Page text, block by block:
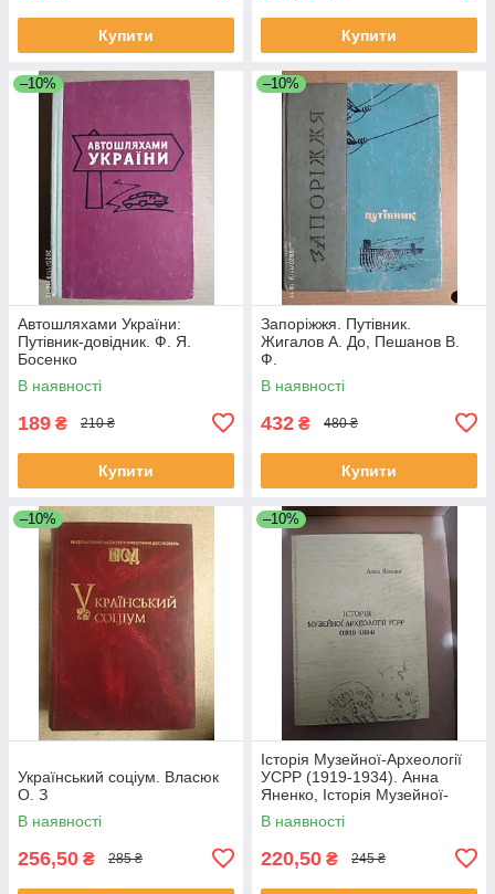
Купити Купити
–10%
Автошляхами України:
Путівник-довідник. Ф. Я.
Босенко
В наявності
189 ₴ 210 ₴
Купити
–10%
Запоріжжя. Путівник.
Жигалов А. До, Пешанов В.
Ф.
В наявності
432 ₴ 480 ₴
Купити
–10%
Український соціум. Власюк
О. З
В наявності
256,50 ₴ 285 ₴
–10%
Історія Музейної-Археології
УСРР (1919-1934). Анна
Яненко, Історія Музейної-
Археології УСРР (1919-1934).
Анна
В наявності
220,50 ₴ 245 ₴